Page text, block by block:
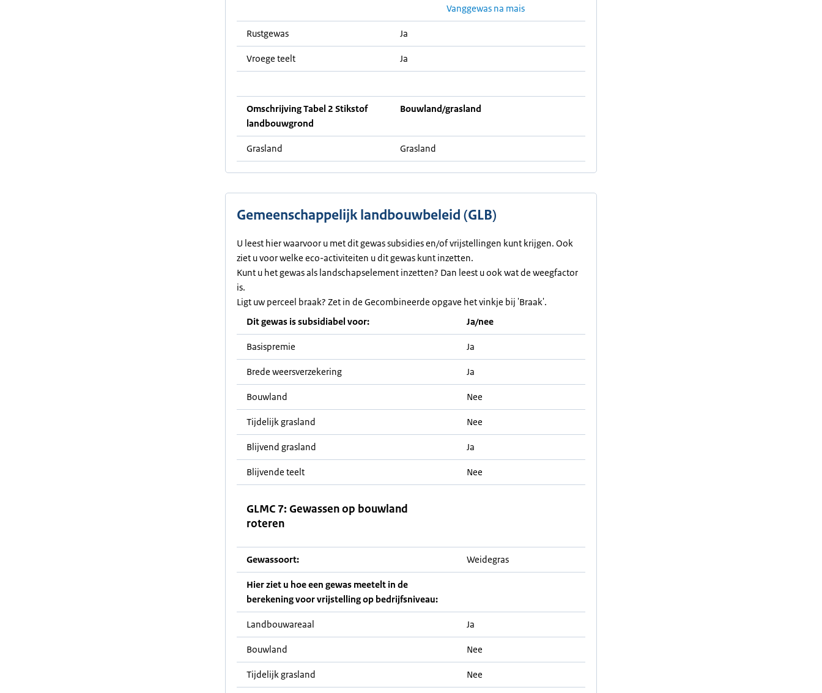
Vanggewas na mais
Rustgewas Ja
Vroege teelt Ja
Omschrijving Tabel 2 Stikstof
landbouwgrond
Bouwland/grasland
Grasland Grasland
Gemeenschappelijk landbouwbeleid (GLB)
U leest hier waarvoor u met dit gewas subsidies en/of vrijstellingen kunt krijgen. Ook
ziet u voor welke eco-activiteiten u dit gewas kunt inzetten.
Kunt u het gewas als landschapselement inzetten? Dan leest u ook wat de weegfactor
is.
Ligt uw perceel braak? Zet in de Gecombineerde opgave het vinkje bij 'Braak'.
Dit gewas is subsidiabel voor:
Ja/nee
Basispremie Ja
Brede weersverzekering Ja
Bouwland Nee
Tijdelijk grasland Nee
Blijvend grasland Ja
Blijvende teelt Nee
GLMC 7: Gewassen op bouwland
roteren
Gewassoort: Weidegras
Hier ziet u hoe een gewas meetelt in de
berekening voor vrijstelling op bedrijfsniveau:
Landbouwareaal Ja
Bouwland Nee
Tijdelijk grasland Nee